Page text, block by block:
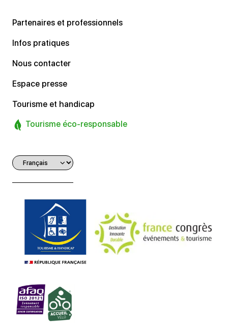
Partenaires et professionnels
Infos pratiques
Nous contacter
Espace presse
Tourisme et handicap
Tourisme éco-responsable